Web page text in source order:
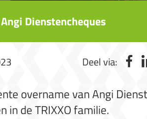
Dienstencheques
Deel via:
overname van Angi
in de TRIXXO familie.